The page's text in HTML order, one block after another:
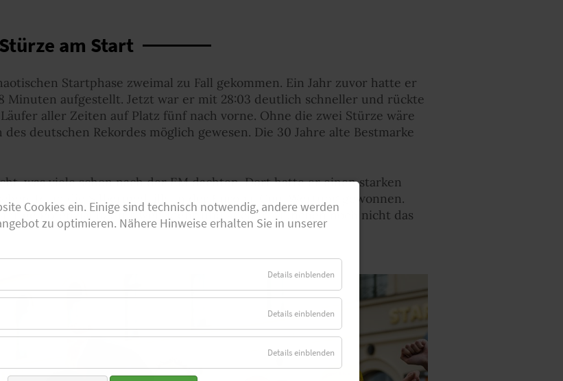
am Start
Startphase zweimal zu Fall gekommen. Ein Jahr zuvor hatte er
Minuten aufgestellt. Jetzt war er mit 28:03 deutlich schneller und rückte
aller Zeiten auf Platz fünf nach vorne. Ohne die zwei Stürze wäre
deutschen Rekordes möglich gewesen. Die 30 Jahre alte Bestmarke
was viele schon nach der EM dachten. Dort hatte er einen starken
Team die Silbermedaille in der Europa-Cup-Wertung gewonnen.
Potenzial hat für weit mehr und auch in München noch nicht das
Cookies ein. Einige sind technisch notwendig, andere werden
zu optimieren. Nähere Hinweise erhalten Sie in unserer
Details einblenden
Details einblenden
Details einblenden